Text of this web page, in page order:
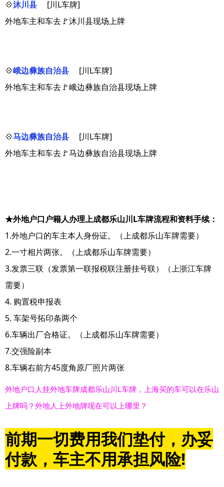
💠沐川县
[川L车牌]
外地车主和车去🚩沐川县现场上牌
💠峨边彝族自治县
[川L车牌]
外地车主和车去🚩峨边彝族自治县现场上牌
💠马边彝族自治县
[川L车牌]
外地车主和车去🚩马边彝族自治县现场上牌
★外地户口户籍人办理上成都乐山川L车牌流程和资料手续：
1.外地户口的车主本人身份证。（上成都乐山车牌需要）
2.一寸相片两张。（上成都乐山车牌需要）
3.发票三联（发票第一联报税联注册挂号联）（上浙江车牌
需要）
4. 购置税申报表
5. 车架号拓印条两个
6.车辆出厂合格证。（上成都乐山车牌需要）
7.交强险副本
8.车辆右前方45度角原厂照片两张
外地户口人挂外地车牌成都乐山川L车牌，上海买的车可以在乐山
上牌吗？外地人上外地牌现在可以上哪里？
前期一切费用我们垫付，办妥
付款，车主不用承担风险!